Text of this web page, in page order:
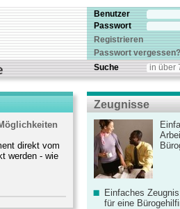
Benutzer
Passwort
Registrieren
Passwort vergessen?
Suche
direkt vom
werden - wie
Zeugnisse
Einfaches
für eine